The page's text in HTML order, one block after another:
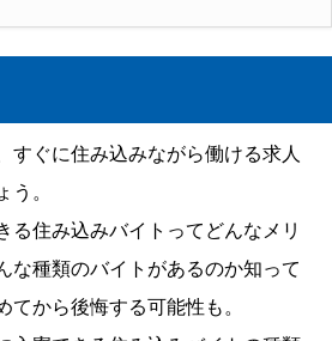
すぐに住み込みながら働ける求人
う。
る住み込みバイトってどんなメリ
な種類のバイトがあるのか知って
てから後悔する可能性も。